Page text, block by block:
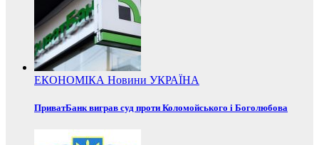
ЕКОНОМІКА Новини УКРАЇНА
ПриватБанк виграв суд проти Коломойського і Боголюбова